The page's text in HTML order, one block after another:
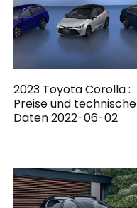
2023 Toyota Corolla :
Preise und technische
Daten 2022-06-02